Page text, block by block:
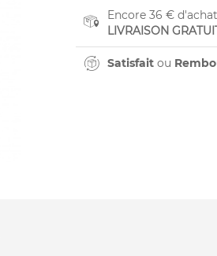
Encore 36 €
LIVRAISON
Satisfaitou